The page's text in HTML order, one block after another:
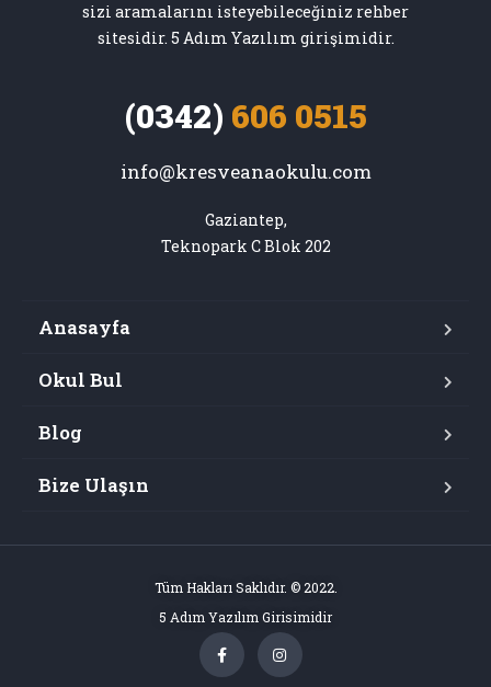
sizi aramalarını isteyebileceğiniz rehber
sitesidir. 5 Adım Yazılım girişimidir.
(0342) 606 0515
info@kresveanaokulu.com
Gaziantep,
Teknopark C Blok 202
Anasayfa
Okul Bul
Blog
Bize Ulaşın
Tüm Hakları Saklıdır. © 2022.
5 Adım Yazılım Girisimidir